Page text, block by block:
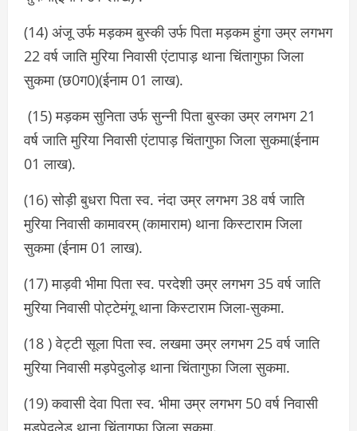
(14) अंजू उर्फ मड़कम बुस्की उर्फ पिता मड़कम हुंगा उम्र लगभग
22 वर्ष जाति मुरिया निवासी एंटापाड़ थाना चिंतागुफा जिला
सुकमा (छ0ग0)(ईनाम 01 लाख).
(15) मड़कम सुनिता उर्फ सुन्नी पिता बुस्का उम्र लगभग 21
वर्ष जाति मुरिया निवासी एंटापाड़ चिंतागुफा जिला सुकमा(ईनाम
01 लाख).
(16) सोड़ी बुधरा पिता स्व. नंदा उम्र लगभग 38 वर्ष जाति
मुरिया निवासी कामावरम् (कामाराम) थाना किस्टाराम जिला
सुकमा (ईनाम 01 लाख).
(17) माड़वी भीमा पिता स्व. परदेशी उम्र लगभग 35 वर्ष जाति
मुरिया निवासी पोट्टेमंगू थाना किस्टाराम जिला-सुकमा.
(18 ) वेट्टी सूला पिता स्व. लखमा उम्र लगभग 25 वर्ष जाति
मुरिया निवासी मड़पेदुलोड़ थाना चिंतागुफा जिला सुकमा.
(19) कवासी देवा पिता स्व. भीमा उम्र लगभग 50 वर्ष निवासी
मड़पेदुलेड थाना चिंतागुफा जिला सुकमा.